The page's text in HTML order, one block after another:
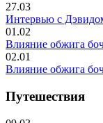
27.03
Интервью с
01.02
Влияние обжига
02.01
Влияние обжига
Путешествия